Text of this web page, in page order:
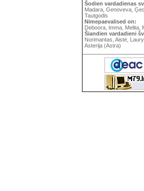
Šodien vardadienas
Madara, Genoveva,
Tautgodis
Nimepaevalised on:
Deboora, Imma, Melita,
Šiandien vardadieni
Norimantas, Aistė,
Asterija (Astra)